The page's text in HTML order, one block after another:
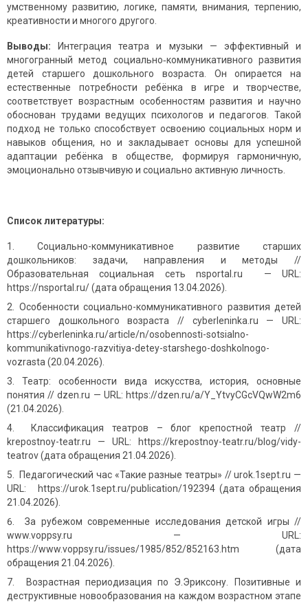
умственному развитию, логике, памяти, внимания, терпению,
креативности и многого другого.
Выводы:
Интеграция театра и музыки — эффективный и
многогранный метод социально‑коммуникативного развития
детей старшего дошкольного возраста. Он опирается на
естественные потребности ребёнка в игре и творчестве,
соответствует возрастным особенностям развития и научно
обоснован трудами ведущих психологов и педагогов. Такой
подход не только способствует освоению социальных норм и
навыков общения, но и закладывает основы для успешной
адаптации ребёнка в обществе, формируя гармоничную,
эмоционально отзывчивую и социально активную личность.
Список литературы:
Социально-коммуникативное развитие старших
дошкольников: задачи, направления и методы //
Образовательная социальная сеть nsportal.ru — URL:
https://nsportal.ru/ (дата обращения 13.04.2026).
Особенности социально-коммуникативного развития детей
старшего дошкольного возраста // cyberleninka.ru — URL:
https://cyberleninka.ru/article/n/osobennosti-sotsialno-
kommunikativnogo-razvitiya-detey-starshego-doshkolnogo-
vozrasta (20.04.2026).
Театр: особенности вида искусства, история, основные
понятия // dzen.ru — URL: https://dzen.ru/a/Y_YtvyCGcVQwW2m6
(21.04.2026).
Классификация театров – блог крепостной театр //
krepostnoy-teatr.ru — URL: https://krepostnoy-teatr.ru/blog/vidy-
teatrov (дата обращения 21.04.2026).
Педагогический час «Такие разные театры» // urok.1sept.ru —
URL: https://urok.1sept.ru/publication/192394 (дата обращения
21.04.2026).
За рубежом современные исследования детской игры //
www.voppsy.ru — URL:
https://www.voppsy.ru/issues/1985/852/852163.htm (дата
обращения 21.04.2026).
Возрастная периодизация по Э.Эриксону. Позитивные и
деструктивные новообразования на каждом возрастном этапе